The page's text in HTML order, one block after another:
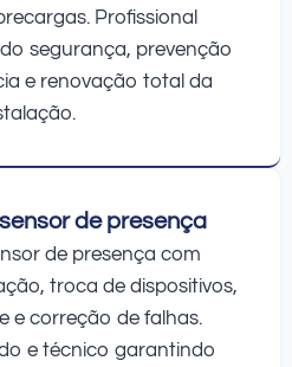
Profissional
segurança, prevenção
e renovação total da
de presença
de presença com
troca de dispositivos,
e correção de falhas.
e técnico garantindo